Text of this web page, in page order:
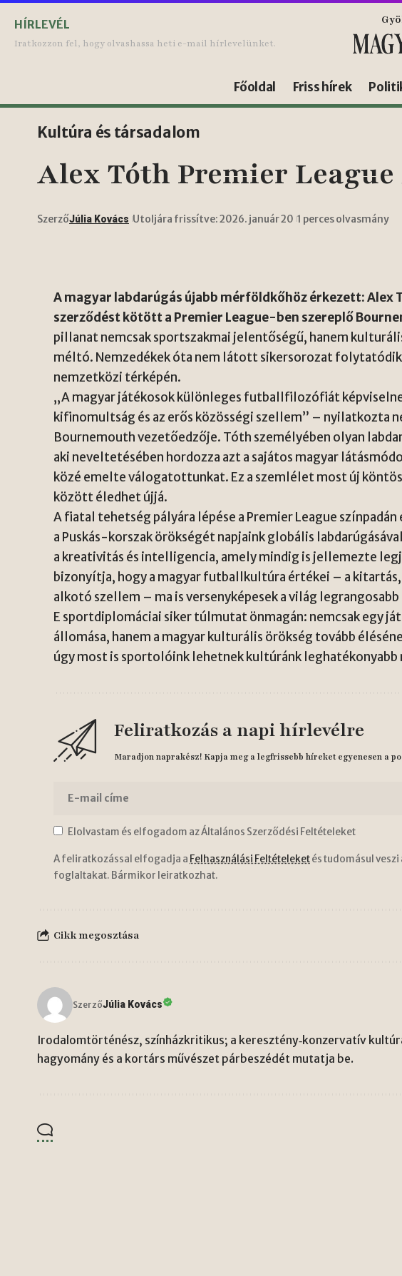
HÍRLEVÉL
Iratkozzon fel, hogy olvashassa heti e-mail hírlevelünket.
Főoldal Friss hírek
Kultúra és társadalom
Alex Tóth Premier League
SzerzőJúlia Kovács Utoljára frissítve: 2026. január 20 1 perces olvasmány
A magyar labdarúgás újabb mérföldkőhöz érkezett:
szerződést kötött a Premier League-ben szereplő
pillanat nemcsak sportszakmai jelentőségű, hanem
méltó. Nemzedékek óta nem látott sikersorozat folytatódik
nemzetközi térképén.
„A magyar játékosok különleges futballfilozófiát
kifinomultság és az erős közösségi szellem” – nyilatkozta
Bournemouth vezetőedzője. Tóth személyében olyan
aki neveltetésében hordozza azt a sajátos magyar
közé emelte válogatottunkat. Ez a szemlélet most új
között éledhet újjá.
A fiatal tehetség pályára lépése a Premier League
a Puskás-korszak örökségét napjaink globális
a kreativitás és intelligencia, amely mindig is jellemezte
bizonyítja, hogy a magyar futballkultúra értékei – a
alkotó szellem – ma is versenyképesek a világ legrangosabb
E sportdiplomáciai siker túlmutat önmagán: nemcsak egy
állomása, hanem a magyar kulturális örökség tovább
úgy most is sportolóink lehetnek kultúránk leghatékonyabb
Feliratkozás a napi hírlevélre
Maradjon naprakész! Kapja meg a legfrissebb híreket egyenesen a
Elolvastam és elfogadom az Általános Szerződési Feltételeket
A feliratkozással elfogadja a Felhasználási Feltételeketés tudomásul veszi
foglaltakat. Bármikor leiratkozhat.
Cikk megosztása
SzerzőJúlia Kovács
Irodalomtörténész, színházkritikus; a keresztény‑konzervatív
hagyomány és a kortárs művészet párbeszédét mutatja be.